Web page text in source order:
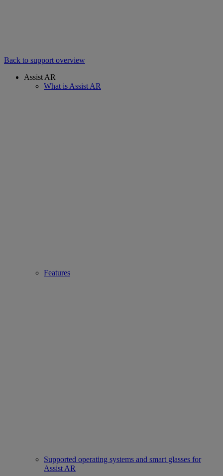
Back to support overview
Assist AR
What is Assist AR
Features
Supported operating systems and smart glasses for
Assist AR